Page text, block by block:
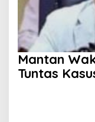
Mantan
Tuntas
Bawah